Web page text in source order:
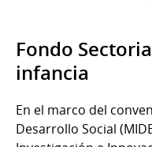
Fondo
infancia
En el marco del
Desarrollo Social